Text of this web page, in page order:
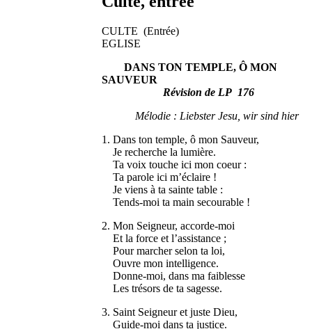
CULTE (Entrée)
EGLISE
DANS TON TEMPLE, Ô MON
SAUVEUR
Révision de LP 176
Mélodie : Liebster Jesu, wir sind hier
1. Dans ton temple, ô mon Sauveur,
Je recherche la lumière.
Ta voix touche ici mon coeur :
Ta parole ici m’éclaire !
Je viens à ta sainte table :
Tends-moi ta main secourable !
2. Mon Seigneur, accorde-moi
Et la force et l’assistance ;
Pour marcher selon ta loi,
Ouvre mon intelligence.
Donne-moi, dans ma faiblesse
Les trésors de ta sagesse.
3. Saint Seigneur et juste Dieu,
Guide-moi dans ta justice.